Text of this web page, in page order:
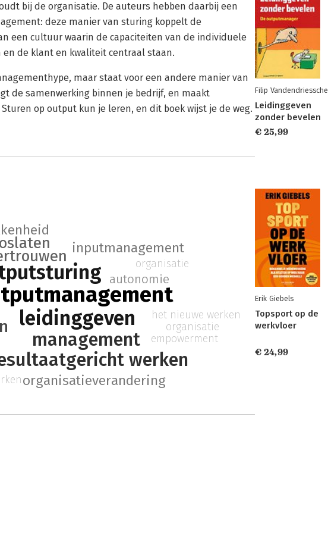
bij de organisatie. De auteurs hebben daarbij een
deze manier van sturing koppelt de
een cultuur waarin de capaciteiten van de individuele
de klant en kwaliteit centraal staan.
maar staat voor een andere manier van
de samenwerking binnen je bedrijf, en maakt
op output kun je leren, en dit boek wijst je de weg.
leidinggeven
management
werken
inputmanagement
organisatieverandering
autonomie
organisatie
het nieuwe werken
organisatie
empowerment
Filip Vandendriessche
Leidinggeven
zonder bevelen
€ 25,99
Erik Giebels
Topsport op de
werkvloer
€ 24,99